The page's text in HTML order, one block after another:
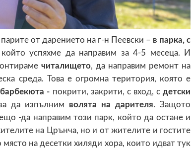
от дарението на г-н Пеевски – в парка, с
успяхме да направим за 4-5 месеца. И
читалището, да направим ремонт на
среда. Това е огромна територия, която е
- покрити, закрити, с вход, с детски
да изпълним волята на дарителя. Защото
-да направим този парк, който да остане и
на Црънча, но и от жителите и гостите
на десетки хиляди хора, които идват тук